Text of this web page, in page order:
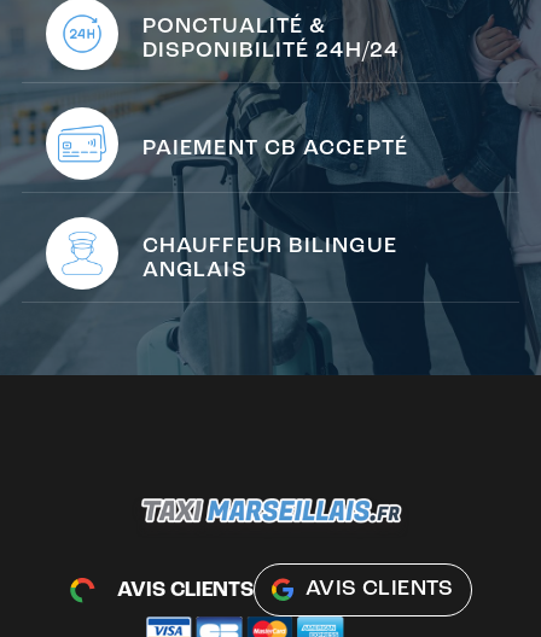
PONCTUALITÉ &
DISPONIBILITÉ 24H/24
PAIEMENT CB ACCEPTÉ
CHAUFFEUR BILINGUE
ANGLAIS
AVIS CLIENTS AVIS CLIENTS